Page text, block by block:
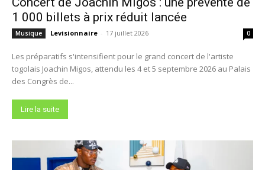
1 000 billets à prix réduit lancée
Musique Levisionnaire - 17 juillet 2026 0
Les préparatifs s'intensifient pour le grand concert de l'artiste
togolais Joachin Migos, attendu les 4 et 5 septembre 2026 au Palais
des Congrès de...
Lire la suite